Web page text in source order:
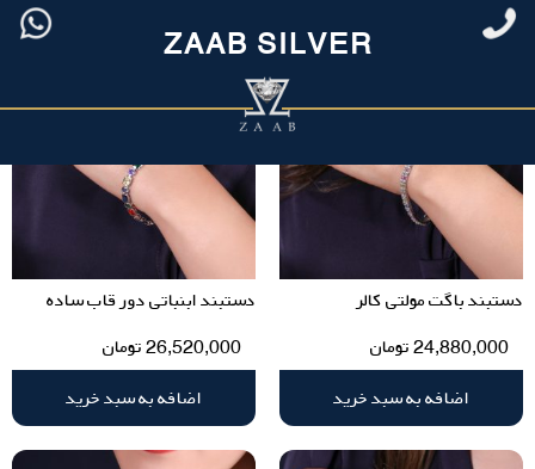
ZAAB SILVER
دستبند باگت مولتی کالر
24,880,000تومان
اضافه به سبد خرید
دستبند ابنباتی دور قاب ساده
26,520,000تومان
اضافه به سبد خرید